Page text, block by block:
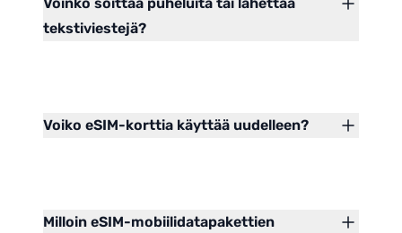
tekstiviestejä?
Voiko eSIM-korttia käyttää uudelleen?
Milloin eSIM-mobiilidatapakettien